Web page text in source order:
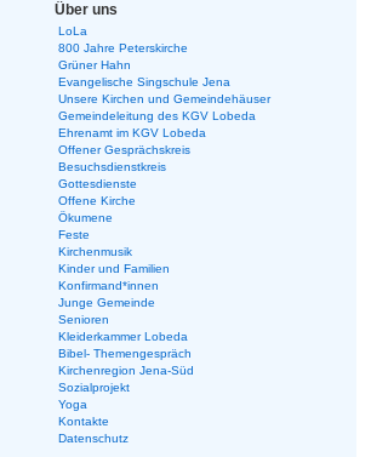
Über uns
LoLa
800 Jahre Peterskirche
Grüner Hahn
Evangelische Singschule Jena
Unsere Kirchen und Gemeindehäuser
Gemeindeleitung des KGV Lobeda
Ehrenamt im KGV Lobeda
Offener Gesprächskreis
Besuchsdienstkreis
Gottesdienste
Offene Kirche
Ökumene
Feste
Kirchenmusik
Kinder und Familien
Konfirmand*innen
Junge Gemeinde
Senioren
Kleiderkammer Lobeda
Bibel- Themengespräch
Kirchenregion Jena-Süd
Sozialprojekt
Yoga
Kontakte
Datenschutz